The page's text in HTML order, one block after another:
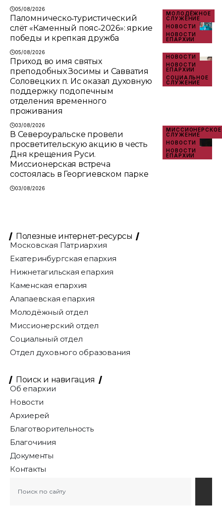
05/08/2026
МОЛОДЁЖНОЕ
СЛУЖЕНИЕ
НОВОСТИ
НОВОСТИ
ЕПАРХИИ
Паломническо‑туристический
слёт «Каменный пояс‑2026»: яркие
победы и крепкая дружба
05/08/2026
НОВОСТИ
НОВОСТИ
ЕПАРХИИ
СОЦИАЛЬНОЕ
СЛУЖЕНИЕ
Приход во имя святых
преподобных Зосимы и Савватия
Соловецких п. Ис оказал духовную
поддержку подопечным
отделения временного
проживания
03/08/2026
МИССИОНЕРСКОЕ
СЛУЖЕНИЕ
НОВОСТИ
НОВОСТИ
ЕПАРХИИ
В Североуральске провели
просветительскую акцию в честь
Дня крещения Руси.
Миссионерская встреча
состоялась в Георгиевском парке
03/08/2026
Полезные интернет-ресурсы
Московская Патриархия
Екатеринбургская епархия
Нижнетагильская епархия
Каменская епархия
Алапаевская епархия
Молодёжный отдел
Миссионерский отдел
Социальный отдел
Отдел духовного образования
Поиск и навигация
Об епархии
Новости
Архиерей
Благотворительность
Благочиния
Документы
Контакты